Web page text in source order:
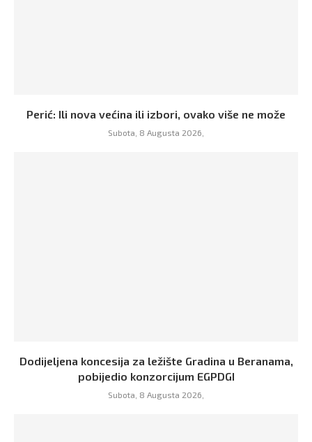
Perić: Ili nova većina ili izbori, ovako više ne može
Subota, 8 Augusta 2026,
Dodijeljena koncesija za ležište Gradina u Beranama,
pobijedio konzorcijum EGPDGI
Subota, 8 Augusta 2026,